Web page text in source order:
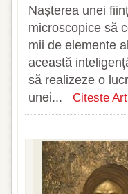
Nașterea unei
microscopice să
mii de elemente
această
să realizeze o
unei...
Citeste